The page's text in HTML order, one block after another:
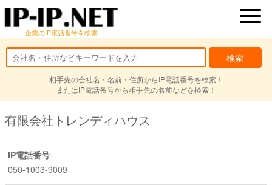
企業のIP電話番号を検索
相手先の会社名・名前・住所からIP電話番号を検索！
またはIP電話番号から相手先の名前などを検索！
有限会社トレンディハウス
IP電話番号
050-1003-9009